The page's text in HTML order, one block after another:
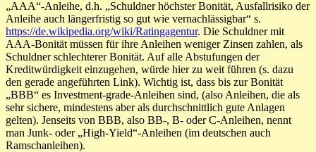
„AAA“-Anleihe, d.h. „Schuldner höchster Bonität, Ausfallrisiko der
Anleihe auch längerfristig so gut wie vernachlässigbar“ s.
https://de.wikipedia.org/wiki/Ratingagentur. Die Schuldner mit
AAA-Bonität müssen für ihre Anleihen weniger Zinsen zahlen, als
Schuldner schlechterer Bonität. Auf alle Abstufungen der
Kreditwürdigkeit einzugehen, würde hier zu weit führen (s. dazu
den gerade angeführten Link). Wichtig ist, dass bis zur Bonität
„BBB“ es Investment-grade-Anleihen sind, (also Anleihen, die als
sehr sichere, mindestens aber als durchschnittlich gute Anlagen
gelten). Jenseits von BBB, also BB-, B- oder C-Anleihen, nennt
man Junk- oder „High-Yield“-Anleihen (im deutschen auch
Ramschanleihen).